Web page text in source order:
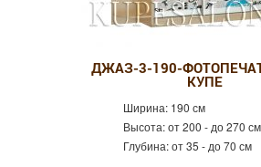
ДЖАЗ-3-190-
КУПЕ
Ширина: 190 см
Высота:от 200 - до 270 см
Глубина:от 35 - до 70 см